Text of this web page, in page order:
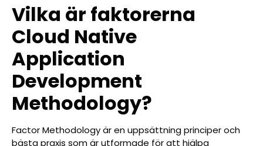
Vilka är faktorerna
Cloud Native
Application
Development
Methodology?
Factor Methodology är en uppsättning principer och
bästa praxis som är utformade för att hjälpa